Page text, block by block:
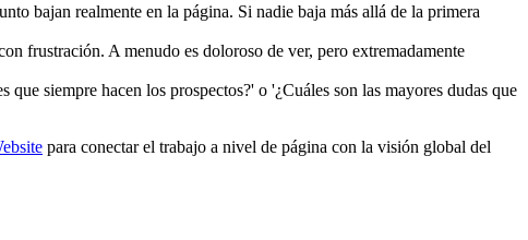
bajan realmente en la página. Si nadie baja más allá de la primera
frustración. A menudo es doloroso de ver, pero extremadamente
siempre hacen los prospectos?' o '¿Cuáles son las mayores dudas que
para conectar el trabajo a nivel de página con la visión global del